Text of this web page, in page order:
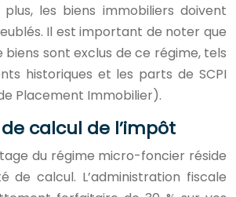
les biens immobiliers doivent
Il est important de noter que
sont exclus de ce régime, tels
historiques et les parts de SCPI
Placement Immobilier).
calcul de l’impôt
du régime micro-foncier réside
de calcul. L’administration fiscale